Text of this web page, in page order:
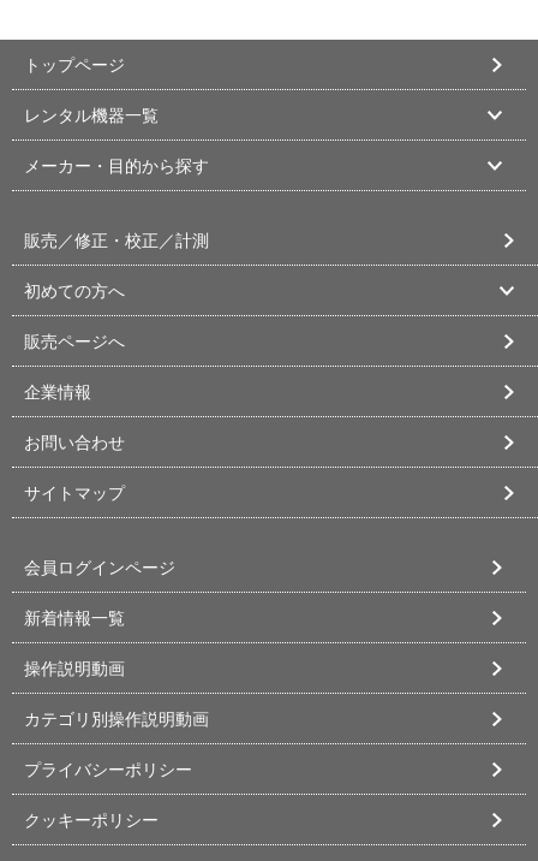
トップページ
レンタル機器一覧
メーカー・目的から探す
販売／修正・校正／計測
初めての方へ
販売ページへ
企業情報
お問い合わせ
サイトマップ
会員ログインページ
新着情報一覧
操作説明動画
カテゴリ別操作説明動画
プライバシーポリシー
クッキーポリシー